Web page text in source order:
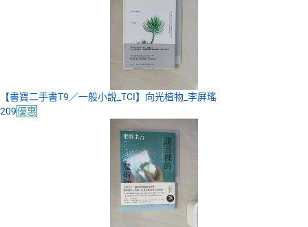
【書寶二手書T9／一般小說_TCI】向光植物_李屏瑤
209優惠